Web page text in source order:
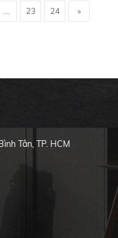
23 24 »
Tân, TP. HCM